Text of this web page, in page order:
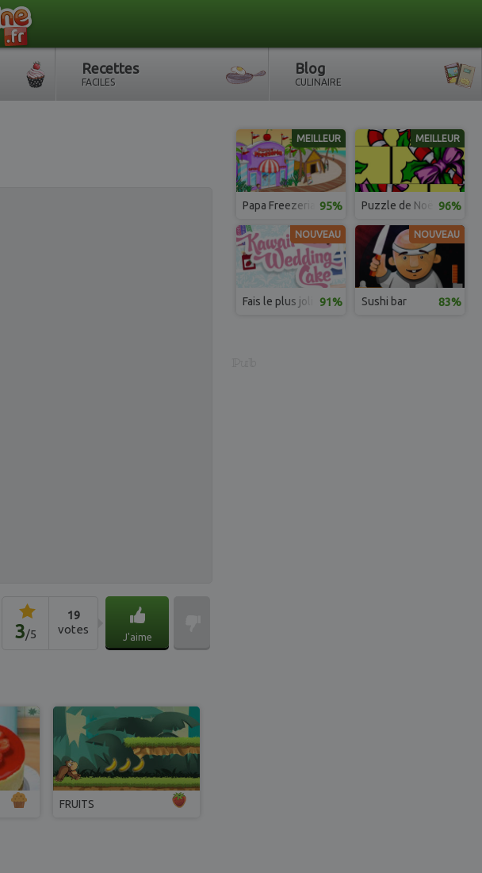
Recettes
FACILES
Blog
CULINAIRE
3/5
19
votes
J'aime
FRUITS
MEILLEUR
Papa Freezeria 95%
MEILLEUR
Puzzle de Noël 96%
NOUVEAU
Fais le plus joli gâteau de mariage
91%
NOUVEAU
Sushi bar 83%